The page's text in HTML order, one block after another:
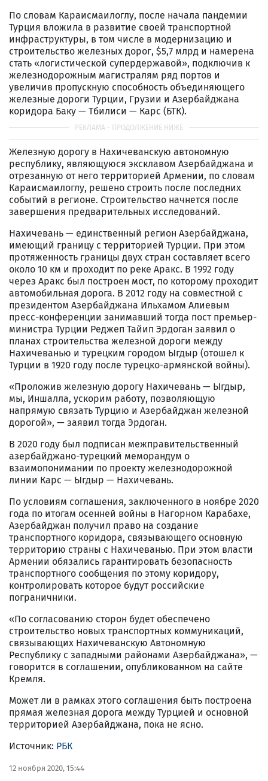
По словам Караисмаилоглу, после начала пандемии
Турция вложила в развитие своей транспортной
инфраструктуры, в том числе в модернизацию и
строительство железных дорог, $5,7 млрд и намерена
стать «логистической супердержавой», подключив к
железнодорожным магистралям ряд портов и
увеличив пропускную способность объединяющего
железные дороги Турции, Грузии и Азербайджана
коридора Баку — Тбилиси — Карс (БТК).
Железную дорогу в Нахичеванскую автономную
республику, являющуюся эксклавом Азербайджана и
отрезанную от него территорией Армении, по словам
Караисмаилоглу, решено строить после последних
событий в регионе. Строительство начнется после
завершения предварительных исследований.
Нахичевань — единственный регион Азербайджана,
имеющий границу с территорией Турции. При этом
протяженность границы двух стран составляет всего
около 10 км и проходит по реке Аракс. В 1992 году
через Аракс был построен мост, по которому проходит
автомобильная дорога. В 2012 году на совместной с
президентом Азербайджана Ильхамом Алиевым
пресс-конференции занимавший тогда пост премьер-
министра Турции Реджеп Тайип Эрдоган заявил о
планах строительства железной дороги между
Нахичеванью и турецким городом Ыгдыр (отошел к
Турции в 1920 году после турецко-армянской войны).
«Проложив железную дорогу Нахичевань — Ыгдыр,
мы, Иншалла, ускорим работу, позволяющую
напрямую связать Турцию и Азербайджан железной
дорогой», — заявил тогда Эрдоган.
В 2020 году был подписан межправительственный
азербайджано-турецкий меморандум о
взаимопонимании по проекту железнодорожной
линии Карс — Ыгдыр — Нахичевань.
По условиям соглашения, заключенного в ноябре 2020
года по итогам осенней войны в Нагорном Карабахе,
Азербайджан получил право на создание
транспортного коридора, связывающего основную
территорию страны с Нахичеванью. При этом власти
Армении обязались гарантировать безопасность
транспортного сообщения по этому коридору,
контролировать которое будут российские
пограничники.
«По согласованию сторон будет обеспечено
строительство новых транспортных коммуникаций,
связывающих Нахичеванскую Автономную
Республику с западными районами Азербайджана», —
говорится в соглашении, опубликованном на сайте
Кремля.
Может ли в рамках этого соглашения быть построена
прямая железная дорога между Турцией и основной
территорией Азербайджана, пока не ясно.
Источник: РБК
12 ноября 2020, 15:44